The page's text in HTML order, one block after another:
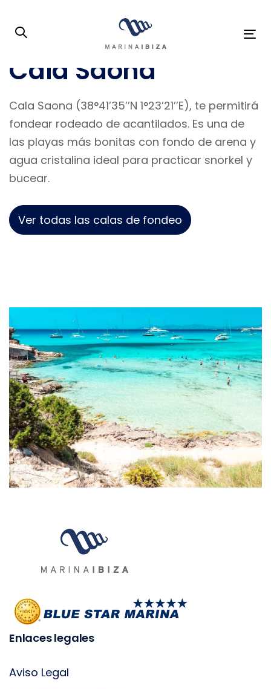
links
Skip
to
content
Cala Saona
Cala Saona (38°41’35’’N 1°23’21’’E), te permitirá
fondear rodeado de acantilados. Es una de
las playas más bonitas con fondo de arena y
agua cristalina ideal para practicar snorkel y
bucear.
Ver todas las calas de fondeo
Enlaces legales
Aviso Legal